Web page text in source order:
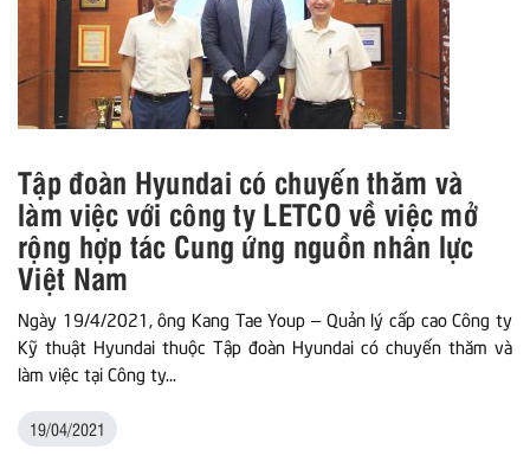
Tập đoàn Hyundai có chuyến thăm và
làm việc với công ty LETCO về việc mở
rộng hợp tác Cung ứng nguồn nhân lực
Việt Nam
Ngày 19/4/2021, ông Kang Tae Youp – Quản lý cấp cao Công ty
Kỹ thuật Hyundai thuộc Tập đoàn Hyundai có chuyến thăm và
làm việc tại Công ty...
19/04/2021